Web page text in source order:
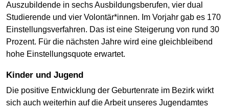
Auszubildende in sechs Ausbildungsberufen, vier dual
Studierende und vier Volontär*innen. Im Vorjahr gab es 170
Einstellungsverfahren. Das ist eine Steigerung von rund 30
Prozent. Für die nächsten Jahre wird eine gleichbleibend
hohe Einstellungsquote erwartet.
Kinder und Jugend
Die positive Entwicklung der Geburtenrate im Bezirk wirkt
sich auch weiterhin auf die Arbeit unseres Jugendamtes